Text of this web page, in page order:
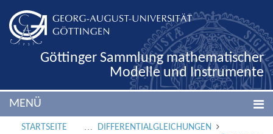
Göttinger Sammlung mathematischer
Modelle und Instrumente
MENÜ
STARTSEITE
DIFFERENTIALGLEICHUNGEN